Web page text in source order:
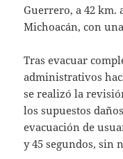
Guerrero, a 42 km.
Michoacán, con
Tras evacuar
administrativos
se realizó la
los supuestos
evacuación de
y 45 segundos, sin